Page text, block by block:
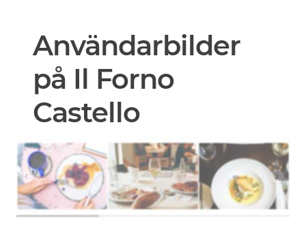
Användarbilder
på Il Forno
Castello